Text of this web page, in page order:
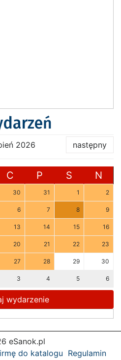
2026 następny
C P S N
30 31 1 2
6 7 8 9
13 14 15 16
20 21 22 23
27 28 29 30
3 4 5 6
wydarzenie
eSanok.pl
do katalogu Regulamin